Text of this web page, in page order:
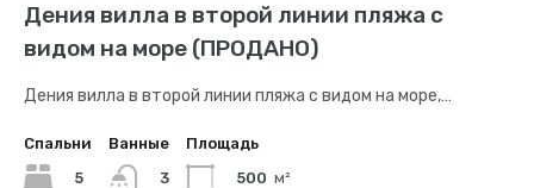
Дения вилла в второй линии пляжа с
видом на море (ПРОДАНО)
Дения вилла в второй линии пляжа с видом на море,…
Спальни
5
Ванные
3
Площадь
500 м²